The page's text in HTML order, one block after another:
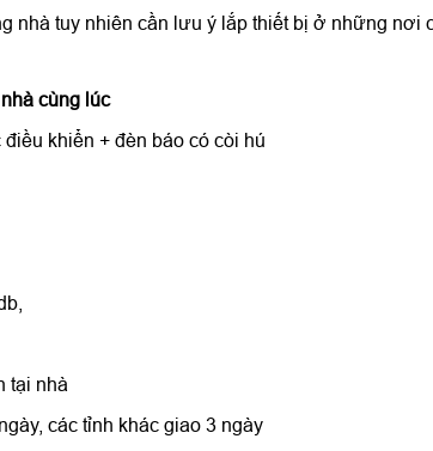
nhà tuy nhiên cần lưu ý lắp thiết bị ở những
cùng lúc
khiển + đèn báo có còi hú
tại nhà
các tỉnh khác giao 3 ngày